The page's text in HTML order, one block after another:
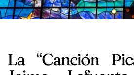
La “Canción